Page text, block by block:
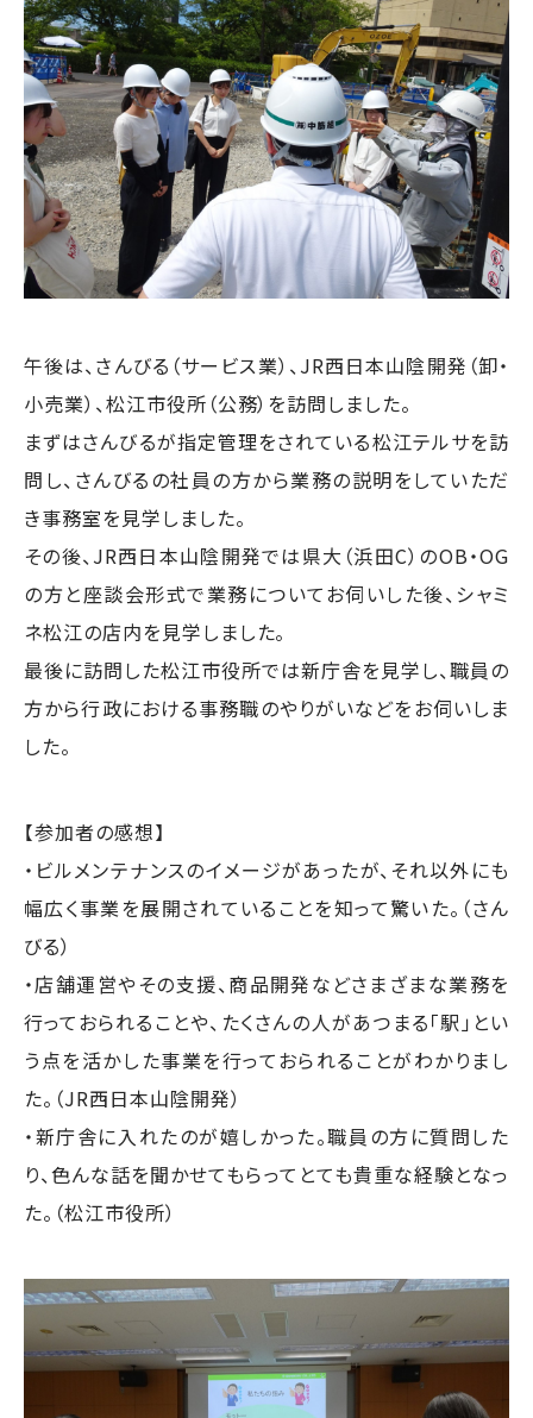
午後は、さんびる（サービス業）、JR西日本山陰開発（卸・
小売業）、松江市役所（公務）を訪問しました。
まずはさんびるが指定管理をされている松江テルサを訪
問し、さんびるの社員の方から業務の説明をしていただ
き事務室を見学しました。
その後、JR西日本山陰開発では県大（浜田C）のOB・OG
の方と座談会形式で業務についてお伺いした後、シャミ
ネ松江の店内を見学しました。
最後に訪問した松江市役所では新庁舎を見学し、職員の
方から行政における事務職のやりがいなどをお伺いしま
した。
【参加者の感想】
・ビルメンテナンスのイメージがあったが、それ以外にも
幅広く事業を展開されていることを知って驚いた。（さん
びる）
・店舗運営やその支援、商品開発などさまざまな業務を
行っておられることや、たくさんの人があつまる「駅」とい
う点を活かした事業を行っておられることがわかりまし
た。（JR西日本山陰開発）
・新庁舎に入れたのが嬉しかった。職員の方に質問した
り、色んな話を聞かせてもらってとても貴重な経験となっ
た。（松江市役所）